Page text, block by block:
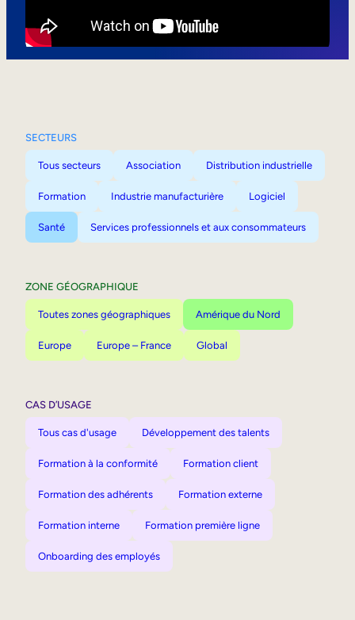
SECTEURS
Tous secteurs Association Distribution industrielle
Formation Industrie manufacturière Logiciel
Santé Services professionnels et aux consommateurs
ZONE GÉOGRAPHIQUE
Toutes zones géographiques Amérique du Nord
Europe Europe – France Global
CAS D’USAGE
Tous cas d'usage Développement des talents
Formation à la conformité Formation client
Formation des adhérents Formation externe
Formation interne Formation première ligne
Onboarding des employés